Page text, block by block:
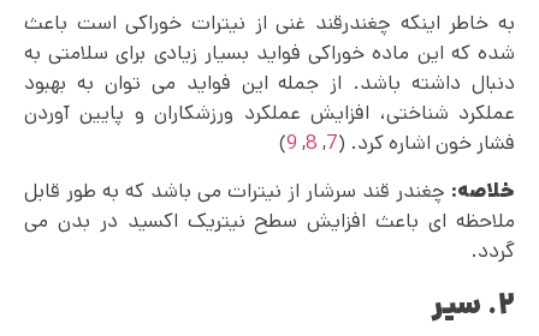
به خاطر اینکه چغندرقند غنی از نیترات خوراکی است باعث
شده که این ماده خوراکی فواید بسیار زیادی برای سلامتی به
دنبال داشته باشد. از جمله این فواید می‌ توان به بهبود
عملکرد شناختی، افزایش عملکرد ورزشکاران و پایین آوردن
فشار خون اشاره کرد. (7
,
8
,
9
)
خلاصه: چغندر قند سرشار از نیترات می باشد که به طور قابل‌
ملاحظه‌ ای باعث افزایش سطح نیتریک اکسید در بدن می
گردد.
۲. سیر